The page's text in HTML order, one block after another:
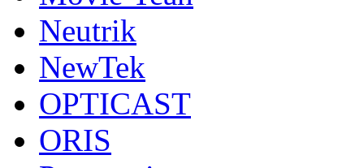
Neutrik
NewTek
OPTICAST
ORIS